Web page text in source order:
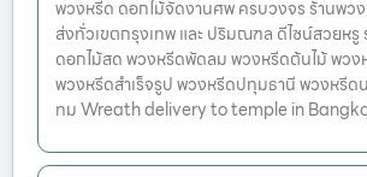
พวงหรีด ดอกไม้จัดงานศพ ครบวงจร ร้านพว
ส่งทั่วเขตกรุงเทพ และ ปริมณฑล ดีไซน์สวยหรู
ดอกไม้สด พวงหรีดพัดลม พวงหรีดต้นไม้ พวง
พวงหรีดสำเร็จรูป พวงหรีดปทุมธานี พวงหรี
ทม Wreath delivery to temple in